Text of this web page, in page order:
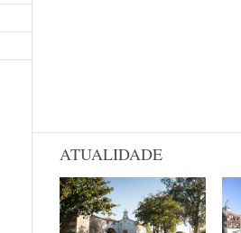
ATUALIDADE